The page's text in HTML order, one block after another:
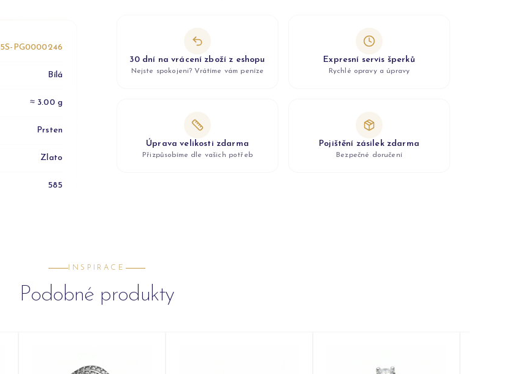
5S-PG0000246
Bílá
≈ 3.00 g
Prsten
Zlato
585
30 dní na vrácení zboží z eshopu
Nejste spokojeni? Vrátíme vám peníze
Expresní servis šperků
Rychlé opravy a úpravy
Úprava velikosti zdarma
Přizpůsobíme dle vašich potřeb
Pojištění zásilek zdarma
Bezpečné doručení
INSPIRACE
Podobné produkty